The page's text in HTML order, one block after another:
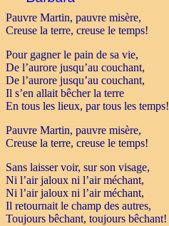
Pauvre Martin, pauvre misère,
Creuse la terre, creuse le temps!
Pour gagner le pain de sa vie,
De l’aurore jusqu’au couchant,
De l’aurore jusqu’au couchant,
Il s’en allait bêcher la terre
En tous les lieux, par tous les temps!
Pauvre Martin, pauvre misère,
Creuse la terre, creuse le temps!
Sans laisser voir, sur son visage,
Ni l’air jaloux ni l’air méchant,
Ni l’air jaloux ni l’air méchant,
Il retournait le champ des autres,
Toujours bêchant, toujours bêchant!